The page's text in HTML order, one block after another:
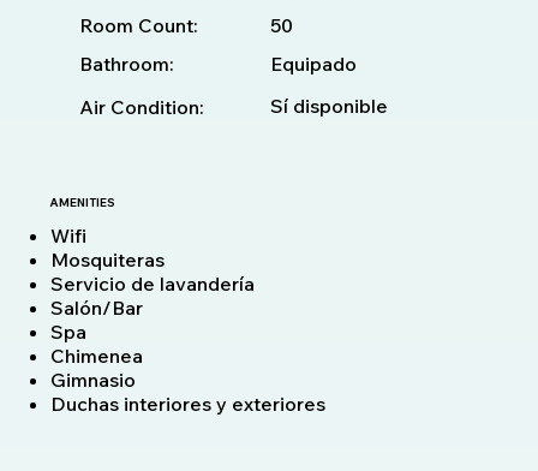
Room Count:
50
Bathroom:
Equipado
Air Condition:
Sí disponible
AMENITIES
Wifi
Mosquiteras
Servicio de lavandería
Salón/Bar
Spa
Chimenea
Gimnasio
Duchas interiores y exteriores